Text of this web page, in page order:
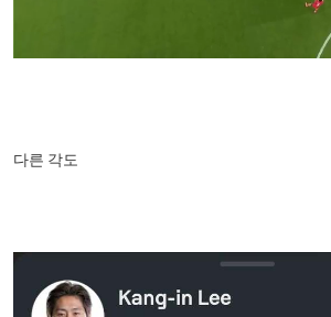
다른 각도